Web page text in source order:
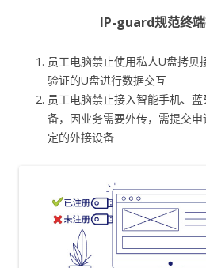
IP-guard规范终
员工电脑禁止使用私人U盘拷贝
验证的U盘进行数据交互
员工电脑禁止接入智能手机、
备，因业务需要外传，需提交
定的外接设备